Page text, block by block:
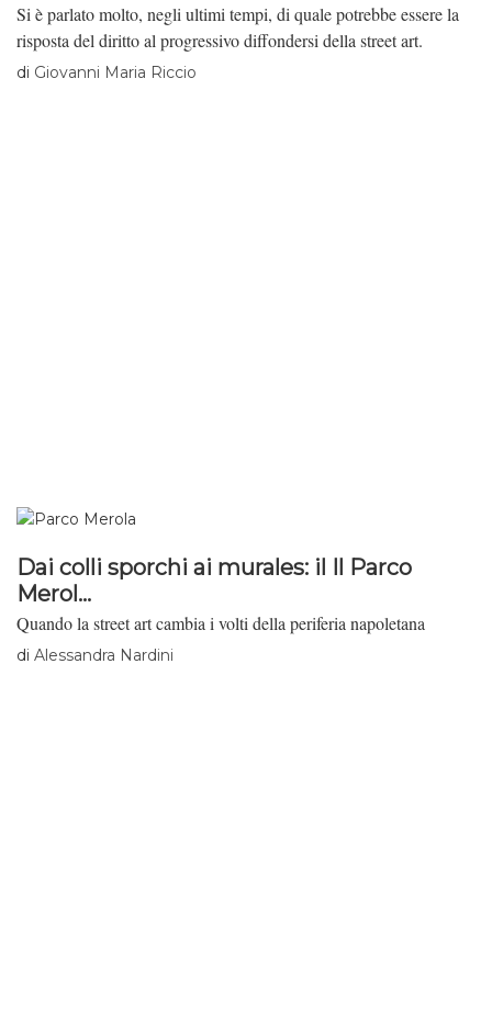
Si è parlato molto, negli ultimi tempi, di quale potrebbe essere la
risposta del diritto al progressivo diffondersi della street art.
di Giovanni Maria Riccio
Dai colli sporchi ai murales: il Il Parco
Merol...
Quando la street art cambia i volti della periferia napoletana
di Alessandra Nardini